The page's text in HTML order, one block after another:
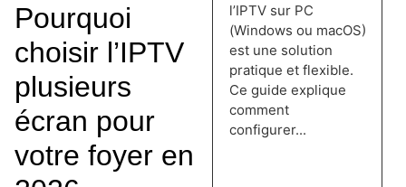
Pourquoi
choisir l’IPTV
plusieurs
écran pour
votre foyer en
l’IPTV sur PC
(Windows ou macOS)
est une solution
pratique et flexible.
Ce guide explique
comment
configurer...